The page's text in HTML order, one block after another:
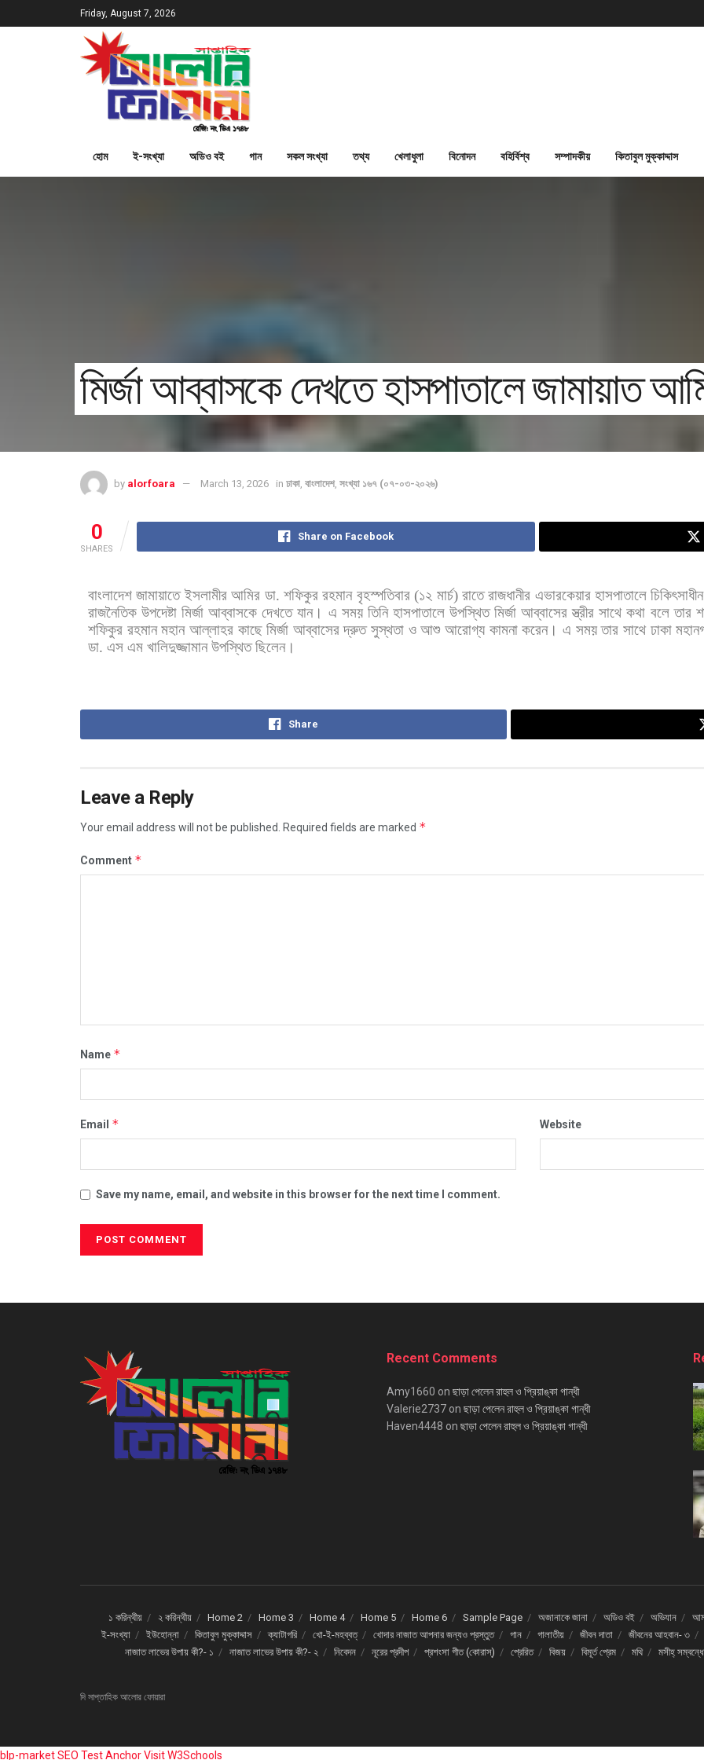
Friday, August 7, 2026
হোম ই-সংখ্যা অডিও বই গান সকল সংখ্যা তথ্য খেলাধুলা বিনোদন বহির্বিশ্ব সম্পাদকীয় কিতাবুল মুক্কাদ্দাস
মির্জা আব্বাসকে দেখতে হাসপাতালে জামায়াত
by alorfoara March 13, 2026 in ঢাকা, বাংলাদেশ, সংখ্যা ১৬৭ (০৭-০৩-২০২৬)
0
SHARES
Share on Facebook
বাংলাদেশ জামায়াতে ইসলামীর আমির ডা. শফিকুর রহমান বৃহস্পতিবার(১২ মার্চ) রাতে রাজধানীর এভারকেয়ার হাসপাতালে চিকিৎসাধীন
রাজনৈতিক উপদেষ্টা মির্জা আব্বাসকে দেখতে যান। এ সময় তিনি হাসপাতালে উপস্থিত মির্জা আব্বাসের স্ত্রীর সাথে কথা বলে তার
শফিকুর রহমান মহান আল্লাহর কাছে মির্জা আব্বাসের দ্রুত সুস্থতা ও আশু আরোগ্য কামনা করেন। এ সময় তার সাথে ঢাকা
ডা. এস এম খালিদুজ্জামান উপস্থিত ছিলেন।
Share
Leave a Reply
Your email address will not be published. Required fields are marked *
Comment *
Name *
Email * Website
Save my name, email, and website in this browser for the next time I comment.
Recent Comments
Amy1660 on ছাড়া পেলেন রাহুল ও প্রিয়াঙ্কা গান্ধী
Valerie2737 on ছাড়া পেলেন রাহুল ও প্রিয়াঙ্কা গান্ধী
Haven4448 on ছাড়া পেলেন রাহুল ও প্রিয়াঙ্কা গান্ধী
১ করিন্থীয় ২ করিন্থীয় Home 2 Home 3 Home 4 Home 5 Home 6 Sample Page অজানাকে জানা অডিও বই অভিযান
ই-সংখ্যা
ইউহোন্না কিতাবুল মুক্কাদ্দাস ক্যাটাগরি খো-ই-মহব্বত্ খোদার নাজাত আপনার জন্যও প্রস্তুত গান গালাতীয় জীবন দাতা জীবনের আহবান- ৩
নাজাত লাভের উপায় কী?- ১
নাজাত লাভের উপায় কী?- ২ নিবেদন নূরের প্রদীপ প্রশংসা গীত (কোরাস্) প্রেরিত বিজয় বিমূর্ত প্রেম মথি মসীহ্
দি সাপ্তাহিক আলোর ফোয়ারা
blp-marketSEO Test AnchorVisit W3Schools